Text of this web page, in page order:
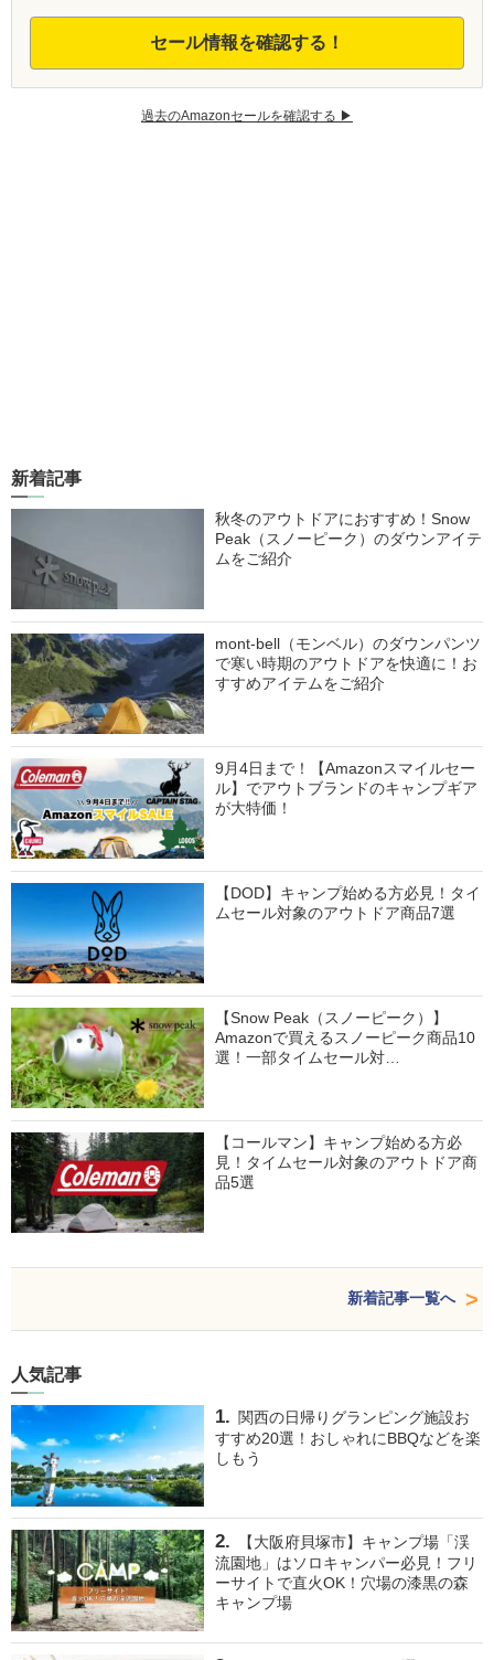
セール情報を確認する！
過去のAmazonセールを確認する ▶︎
新着記事
秋冬のアウトドアにおすすめ！Snow
Peak（スノーピーク）のダウンアイテ
ムをご紹介
mont-bell（モンベル）のダウンパンツ
で寒い時期のアウトドアを快適に！お
すすめアイテムをご紹介
9月4日まで！【Amazonスマイルセー
ル】でアウトブランドのキャンプギア
が大特価！
【DOD】キャンプ始める方必見！タイ
ムセール対象のアウトドア商品7選
【Snow Peak（スノーピーク）】
Amazonで買えるスノーピーク商品10
選！一部タイムセール対…
【コールマン】キャンプ始める方必
見！タイムセール対象のアウトドア商
品5選
新着記事一覧へ
人気記事
関西の日帰りグランピング施設お
すすめ20選！おしゃれにBBQなどを楽
しもう
【大阪府貝塚市】キャンプ場「渓
流園地」はソロキャンパー必見！フリ
ーサイトで直火OK！穴場の漆黒の森
キャンプ場